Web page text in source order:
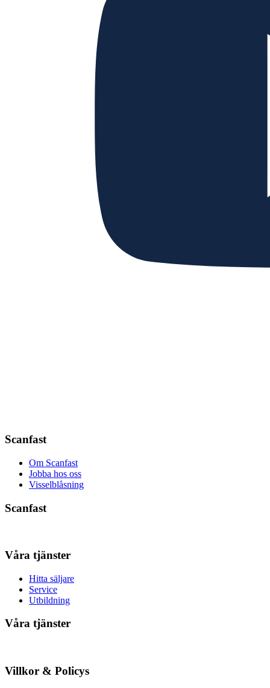
Scanfast
Om Scanfast
Jobba hos oss
Visselblåsning
Scanfast
Våra tjänster
Hitta säljare
Service
Utbildning
Våra tjänster
Villkor & Policys